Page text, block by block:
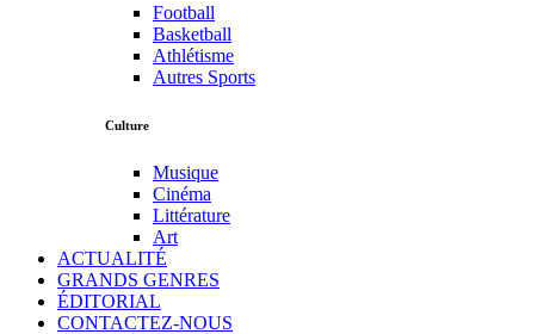
Football
Basketball
Athlétisme
Autres Sports
Culture
Musique
Cinéma
Littérature
Art
ACTUALITÉ
GRANDS GENRES
ÉDITORIAL
CONTACTEZ-NOUS